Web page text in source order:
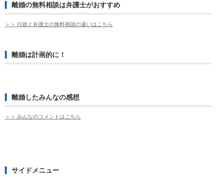
離婚の無料相談は弁護士がおすすめ
＞＞ 行政と弁護士の無料相談の違いはこちら
離婚は計画的に！
離婚したみんなの感想
＞＞ みんなのコメントはこちら
サイドメニュー